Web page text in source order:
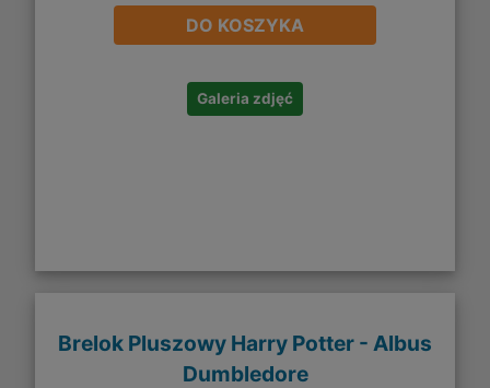
DO KOSZYKA
Galeria zdjęć
Brelok Pluszowy Harry Potter - Albus
Dumbledore